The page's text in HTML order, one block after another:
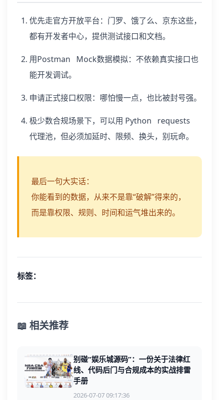
优先走官方开放平台：门罗、饿了么、京东这些，
都有开发者中心，提供测试接口和文档。
用Postman Mock数据模拟：不依赖真实接口也
能开发调试。
申请正式接口权限：哪怕慢一点，也比被封号强。
极少数合规场景下，可以用 Python requests
代理池，但必须加延时、限频、换头，别玩命。
最后一句大实话：
你能看到的数据，从来不是靠“破解”得来的，
而是靠权限、规则、时间和运气堆出来的。
标签：
📖 相关推荐
别碰“娱乐城源码”：一份关于法律红
线、代码后门与合规成本的实战排雷
手册
2026-07-07 09:17:36